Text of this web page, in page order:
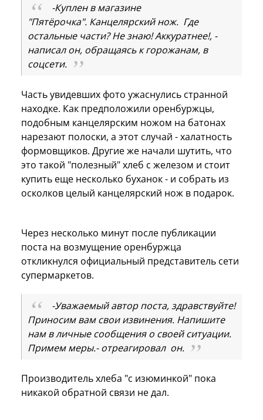
-Куплен в магазине
"Пятёрочка". Канцелярский нож. Где
остальные части? Не знаю! Аккуратнее!, -
написал он, обращаясь к горожанам, в
соцсети.
Часть увидевших фото ужаснулись странной
находке. Как предположили оренбуржцы,
подобным канцелярским ножом на батонах
нарезают полоски, а этот случай - халатность
формовщиков. Другие же начали шутить, что
это такой "полезный" хлеб с железом и стоит
купить еще несколько буханок - и собрать из
осколков целый канцелярский нож в подарок.
Через несколько минут после публикации
поста на возмущение оренбуржца
откликнулся официальный представитель сети
супермаркетов.
-Уважаемый автор поста, здравствуйте!
Приносим вам свои извинения. Напишите
нам в личные сообщения о своей ситуации.
Примем меры.- отреагировал он.
Производитель хлеба "с изюминкой" пока
никакой обратной связи не дал.